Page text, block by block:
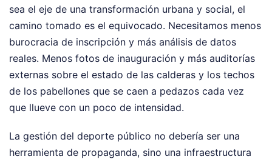
sea el eje de una transformación urbana y social, el
camino tomado es el equivocado. Necesitamos menos
burocracia de inscripción y más análisis de datos
reales. Menos fotos de inauguración y más auditorías
externas sobre el estado de las calderas y los techos
de los pabellones que se caen a pedazos cada vez
que llueve con un poco de intensidad.
La gestión del deporte público no debería ser una
herramienta de propaganda, sino una infraestructura